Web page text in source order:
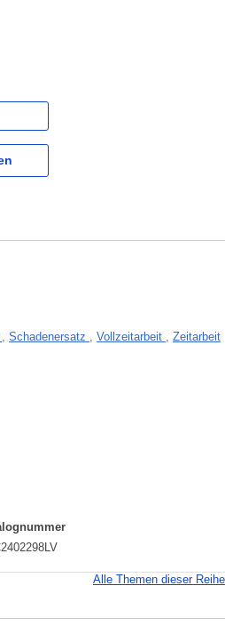
, Schadenersatz , Vollzeitarbeit , Zeitarbeit
Alle Themen dieser